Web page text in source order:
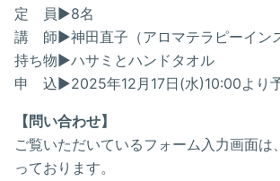
定 員▶8名
講 師▶神田直子（アロマテラピーイン
持ち物▶ハサミとハンドタオル
申 込▶2025年12月17日(水)10:00より
【問い合わせ】
ご覧いただいているフォーム入力画面は
っております。